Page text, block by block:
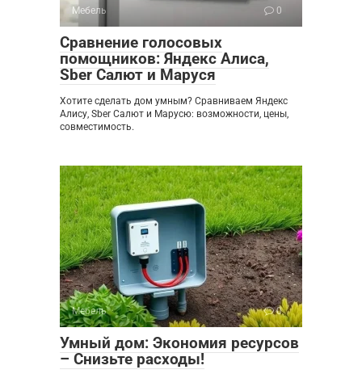
Мебель 0
Сравнение голосовых
помощников: Яндекс Алиса,
Sber Салют и Маруся
Хотите сделать дом умным? Сравниваем Яндекс
Алису, Sber Салют и Марусю: возможности, цены,
совместимость.
Мебель 0
Умный дом: Экономия ресурсов
– Снизьте расходы!